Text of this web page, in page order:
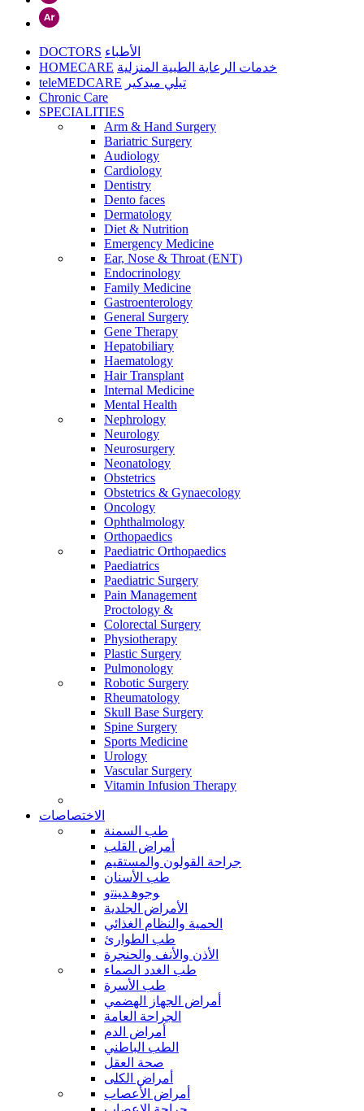
DOCTORS الأطباء
HOMECARE خدمات الرعاية الطبية المنزلية
teleMEDCARE تيلي ميدكير
Chronic Care
SPECIALITIES
Arm & Hand Surgery
Bariatric Surgery
Audiology
Cardiology
Dentistry
Dento faces
Dermatology
Diet & Nutrition
Emergency Medicine
Ear, Nose & Throat (ENT)
Endocrinology
Family Medicine
Gastroenterology
General Surgery
Gene Therapy
Hepatobiliary
Haematology
Hair Transplant
Internal Medicine
Mental Health
Nephrology
Neurology
Neurosurgery
Neonatology
Obstetrics
Obstetrics & Gynaecology
Oncology
Ophthalmology
Orthopaedics
Paediatric Orthopaedics
Paediatrics
Paediatric Surgery
Pain Management
Proctology &
Colorectal Surgery
Physiotherapy
Plastic Surgery
Pulmonology
Robotic Surgery
Rheumatology
Skull Base Surgery
Spine Surgery
Sports Medicine
Urology
Vascular Surgery
Vitamin Infusion Therapy
الاختصاصات
طب السمنة
أمراض القلب
جراحة القولون والمستقيم
طب الأسنان
ﻮﺟﻮﻫ ﺪﻴﻨﺗﻭ
الأمراض الجلدية
الحمية والنظام الغذائي
طب الطوارئ
الأذن والأنف والحنجرة
طب الغدد الصماء
طب الأسرة
أمراض الجهاز الهضمي
الجراحة العامة
أمراض الدم
الطب الباطني
صحة العقل
أمراض الكلى
أمراض الأعصاب